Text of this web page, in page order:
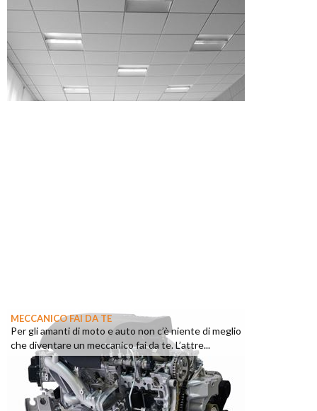
MECCANICO FAI DA TE
Per gli amanti di moto e auto non c’è niente di meglio
che diventare un meccanico fai da te. L’attre...